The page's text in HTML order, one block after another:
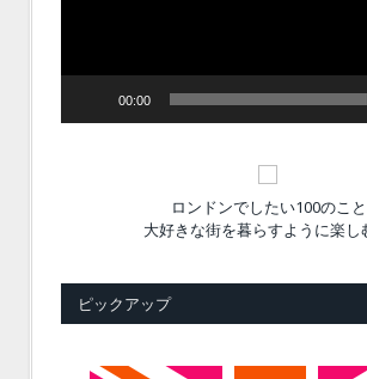
00:00
ロンドンでしたい100のこと
大好きな街を暮らすように楽し
ピックアップ